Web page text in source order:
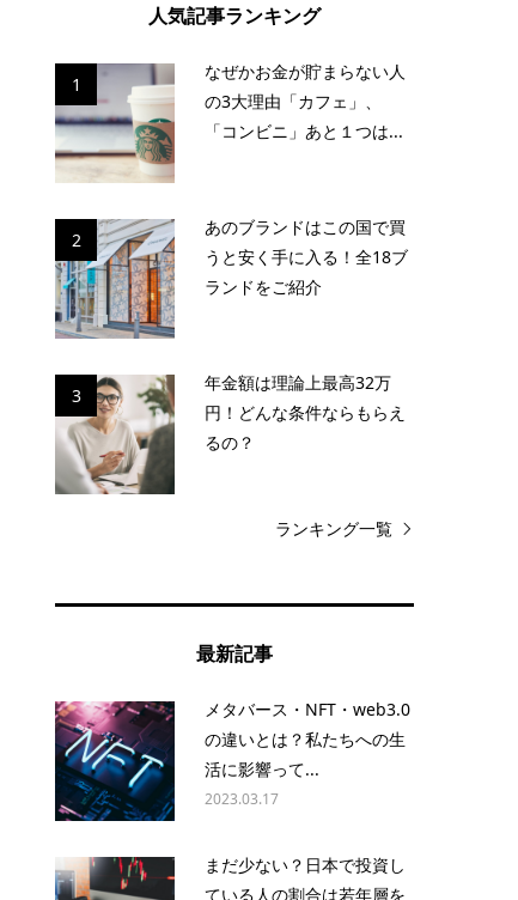
人気記事ランキング
1
なぜかお金が貯まらない人
の3大理由「カフェ」、
「コンビニ」あと１つは...
2
あのブランドはこの国で買
うと安く手に入る！全18ブ
ランドをご紹介
3
年金額は理論上最高32万
円！どんな条件ならもらえ
るの？
ランキング一覧
最新記事
メタバース・NFT・web3.0
の違いとは？私たちへの生
活に影響って...
2023.03.17
まだ少ない？日本で投資し
ている人の割合は若年層を